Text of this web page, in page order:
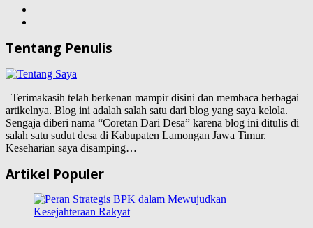
Tentang Penulis
Terimakasih telah berkenan mampir disini dan membaca berbagai
artikelnya. Blog ini adalah salah satu dari blog yang saya kelola.
Sengaja diberi nama “Coretan Dari Desa” karena blog ini ditulis di
salah satu sudut desa di Kabupaten Lamongan Jawa Timur.
Keseharian saya disamping…
Artikel Populer